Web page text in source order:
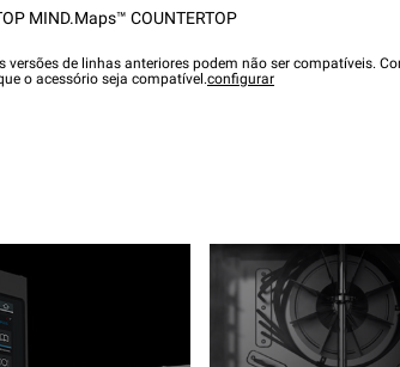
MIND.Maps™ COUNTERTOP
versões de linhas anteriores podem não ser compatíveis.
o acessório seja compatível.configurar